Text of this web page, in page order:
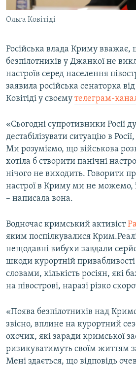
УКРАЇНСЬКА ПРОБЛЕМА КРИМУ
ІНФОГРАФІКА
ДОЛУЧАЙСЯ!
Усі сайти RFE/RL
Ольга Ковітіді
Російська влада Криму вважає,
безпілотників у Джанкої не
настроїв серед населення
заявила російська сенаторка
Ковітіді у своєму телеграм-
«Сьогодні супротивники Росії
дестабілізувати ситуацію в
Ми розуміємо, що військова
хотіла б створити панічні
нічого не виходить. Говорити
настрої в Криму ми не можемо,
– написала вона.
Водночас кримський активіст
яким поспілкувалися
нещодавні вибухи завдали
шкоди курортній привабливості
словами, кількість росіян, які
на півострові, наразі різко
«Поява безпілотників над
звісно, вплине на курортний
охочих, які заради кримської
ризикуватимуть своїм життям
Мені здається, що відповідь